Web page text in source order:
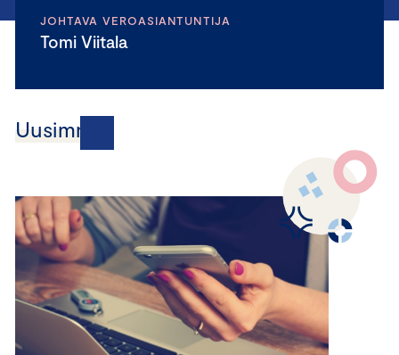
JOHTAVA VEROASIANTUNTIJA
Tomi Viitala
Uusimmat